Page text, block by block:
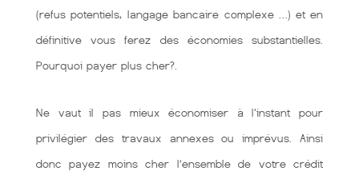
(refus potentiels, langage bancaire complexe …) et en
définitive vous ferez des économies substantielles.
Pourquoi payer plus cher?.
Ne vaut il pas mieux économiser à l'instant pour
privilégier des travaux annexes ou imprévus. Ainsi
donc payez moins cher l’ensemble de votre crédit